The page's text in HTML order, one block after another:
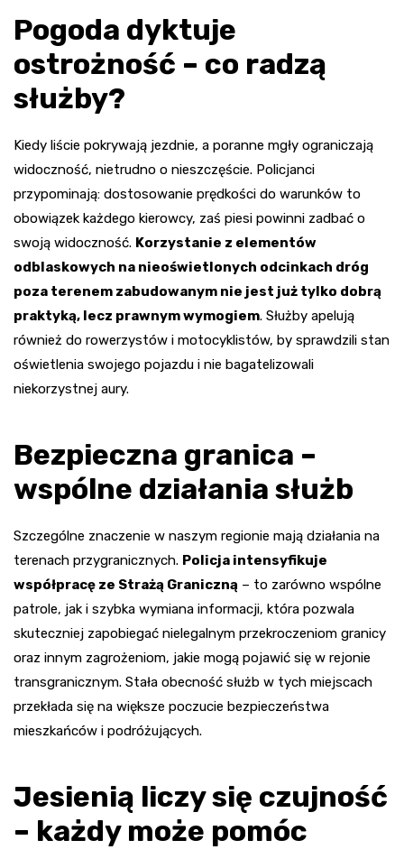
Pogoda dyktuje
ostrożność – co radzą
służby?
Kiedy liście pokrywają jezdnie, a poranne mgły ograniczają
widoczność, nietrudno o nieszczęście. Policjanci
przypominają: dostosowanie prędkości do warunków to
obowiązek każdego kierowcy, zaś piesi powinni zadbać o
swoją widoczność. Korzystanie z elementów
odblaskowych na nieoświetlonych odcinkach dróg
poza terenem zabudowanym nie jest już tylko dobrą
praktyką, lecz prawnym wymogiem. Służby apelują
również do rowerzystów i motocyklistów, by sprawdzili stan
oświetlenia swojego pojazdu i nie bagatelizowali
niekorzystnej aury.
Bezpieczna granica –
wspólne działania służb
Szczególne znaczenie w naszym regionie mają działania na
terenach przygranicznych. Policja intensyfikuje
współpracę ze Strażą Graniczną – to zarówno wspólne
patrole, jak i szybka wymiana informacji, która pozwala
skuteczniej zapobiegać nielegalnym przekroczeniom granicy
oraz innym zagrożeniom, jakie mogą pojawić się w rejonie
transgranicznym. Stała obecność służb w tych miejscach
przekłada się na większe poczucie bezpieczeństwa
mieszkańców i podróżujących.
Jesienią liczy się czujność
– każdy może pomóc